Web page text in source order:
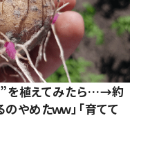
”を植えてみたら…→約
やめたｗｗ」「育てて